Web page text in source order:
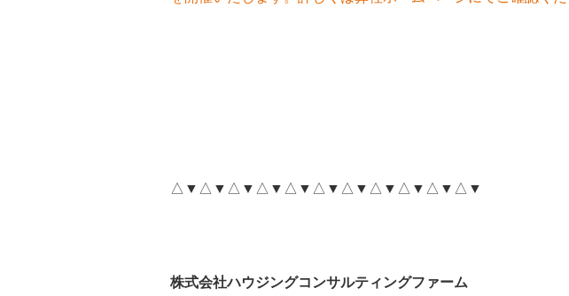
△▼△▼△▼△▼△▼△▼△▼△▼△▼△▼△▼
株式会社ハウジングコンサルティングファーム